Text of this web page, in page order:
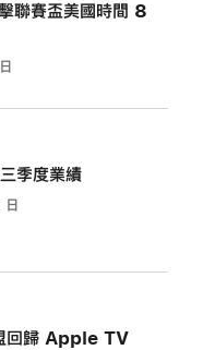
聯賽盃美國時間 8
季度業績
回歸 Apple TV